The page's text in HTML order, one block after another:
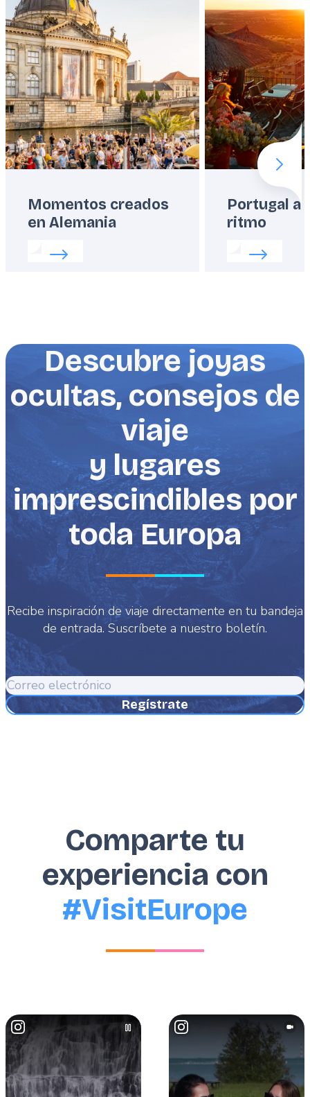
Momentos creados
en Alemania
Read more about: Momentos creados en Alemania
Portugal a
ritmo
Read more
Next
Descubre joyas
ocultas, consejos de
viaje
y lugares
imprescindibles por
toda Europa
Recibe inspiración de viaje directamente en tu bandeja
de entrada. Suscríbete a nuestro boletín.
Correo
electrónico
Comparte tu
experiencia con
#VisitEurope